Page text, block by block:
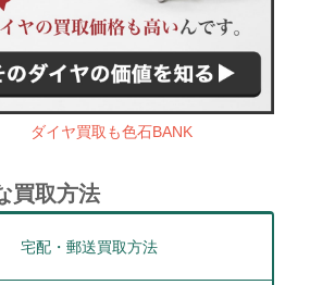
ダイヤ買取も色石BANK
買取方法
宅配・郵送買取方法